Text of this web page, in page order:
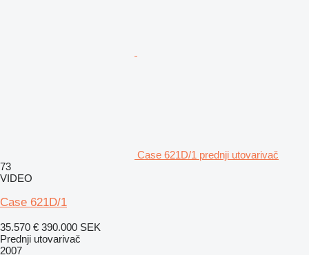
Case 621D/1 prednji utovarivač
73
VIDEO
Case 621D/1
35.570 € 390.000 SEK
Prednji utovarivač
2007